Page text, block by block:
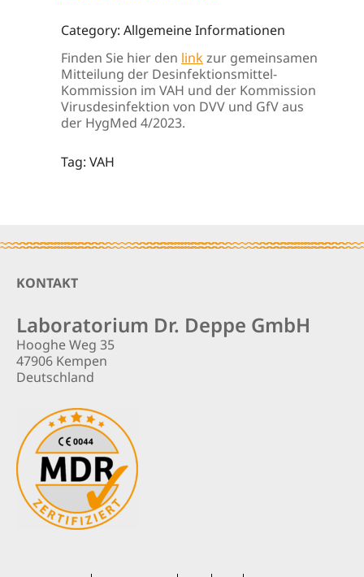
Category: Allgemeine Informationen
Finden Sie hier den linkzur gemeinsamen
Mitteilung der Desinfektionsmittel-
Kommission im VAH und der Kommission
Virusdesinfektion von DVV und GfV aus
der HygMed 4/2023.
Tag: VAH
Footer
KONTAKT
Laboratorium Dr. Deppe GmbH
Hooghe Weg 35
47906 Kempen
Deutschland